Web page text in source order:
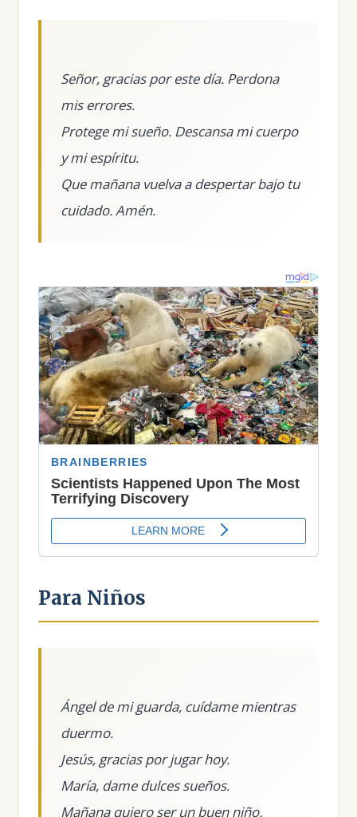
Señor, gracias por este día. Perdona
mis errores.
Protege mi sueño. Descansa mi cuerpo
y mi espíritu.
Que mañana vuelva a despertar bajo tu
Para Niños
Ángel de mi guarda, cuídame mientras
duermo.
Jesús, gracias por jugar hoy.
María, dame dulces sueños.
Mañana quiero ser un buen niño.